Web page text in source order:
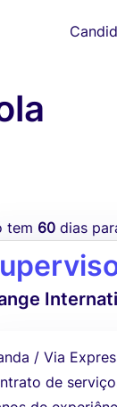
tem 60 dias
/ Via
de